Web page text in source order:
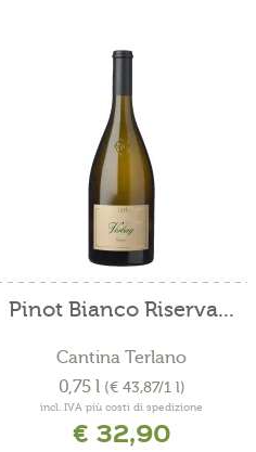
Pinot Bianco Riserva...
Cantina Terlano
0,75 l (€ 43,87/1 l)
incl. IVA più costi di spedizione
€ 32,90